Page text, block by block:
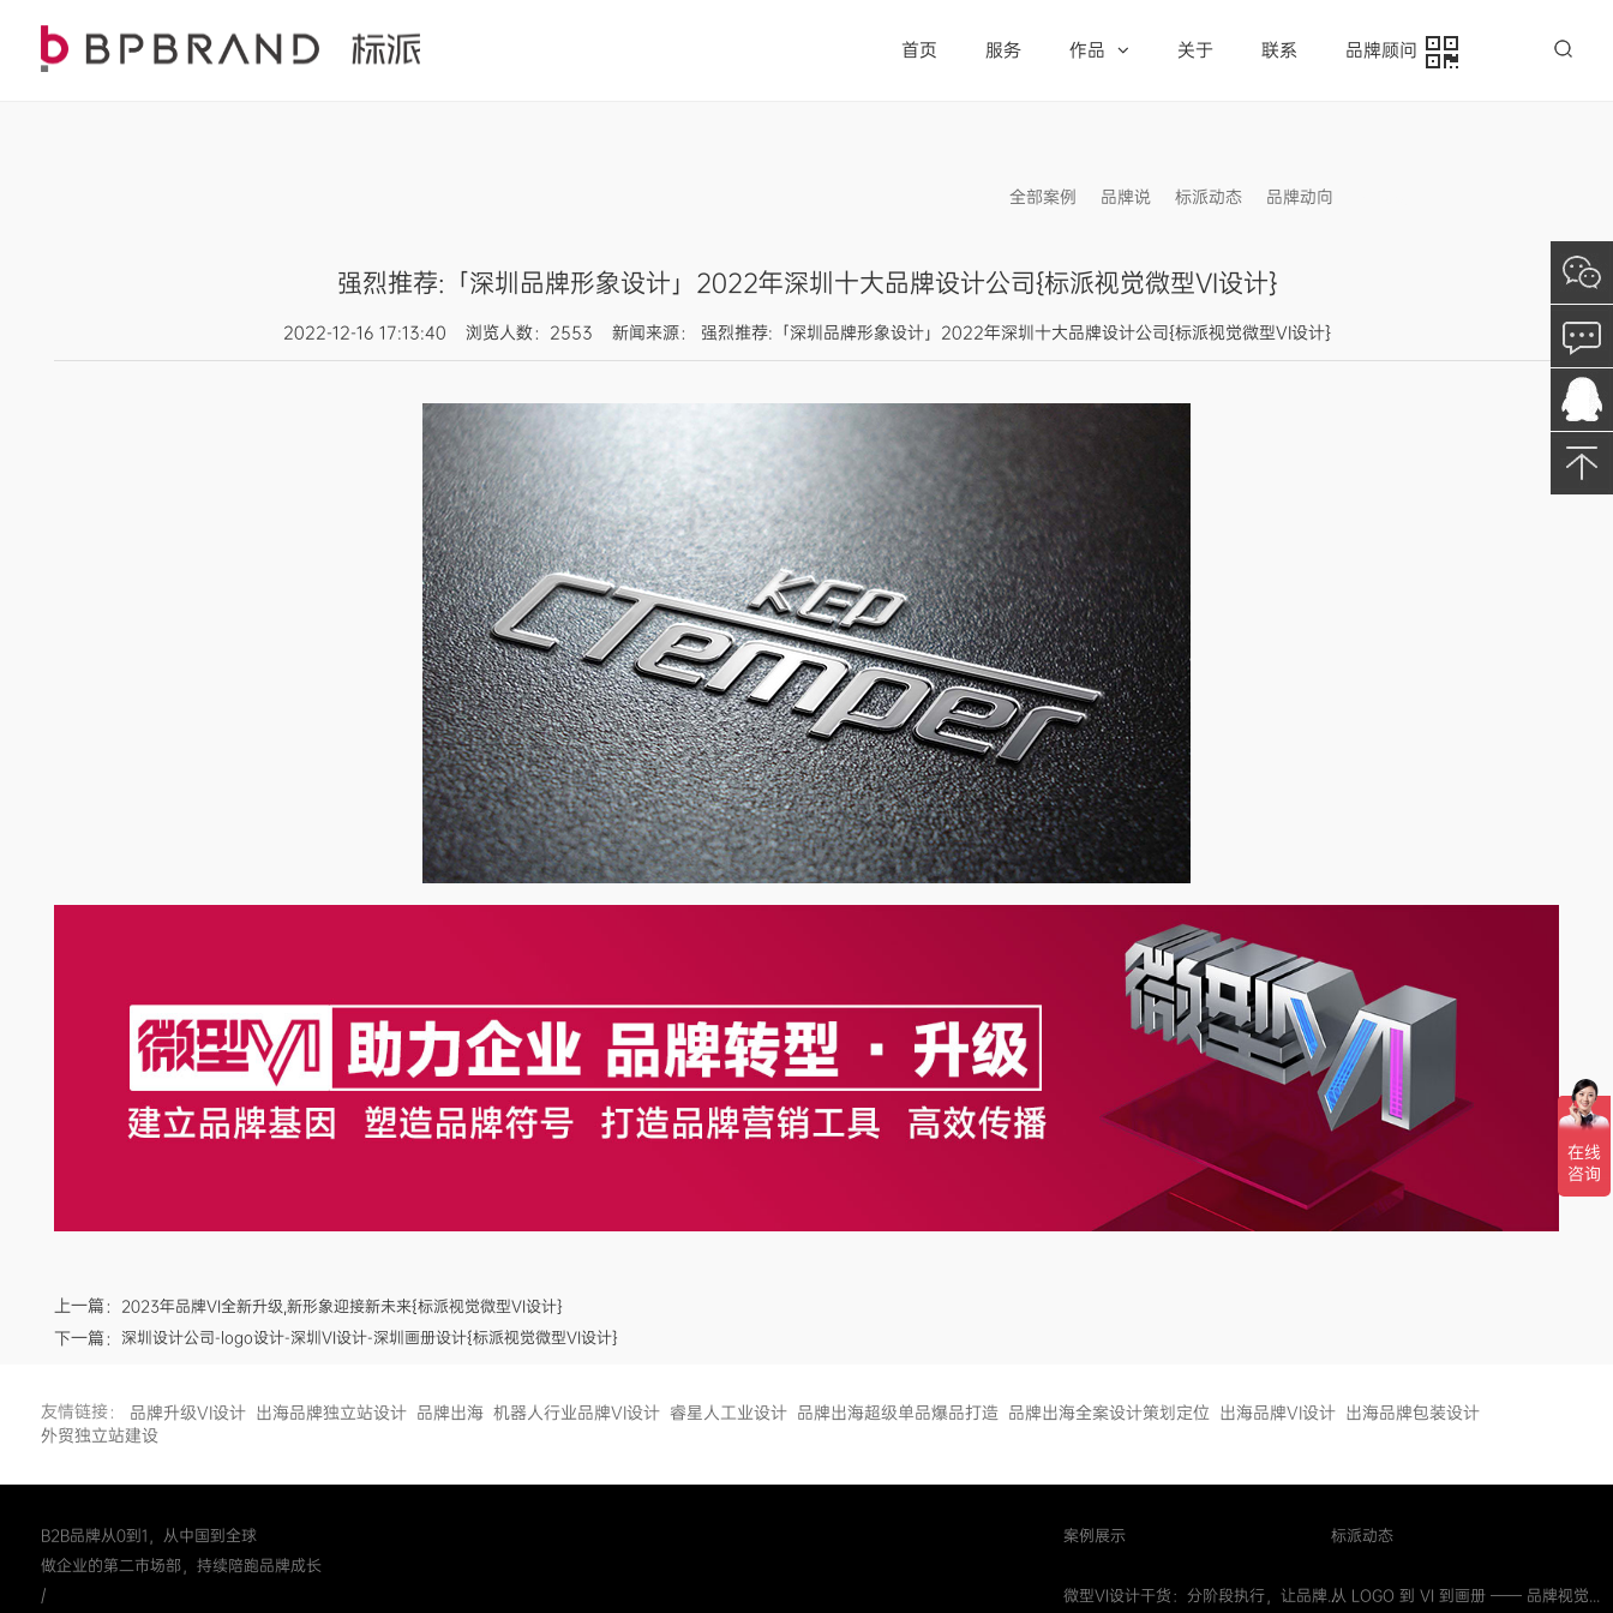
首页 服务 作品 关于 联系 品牌顾问
全部案例 品牌说 标派动态 品牌动向
强烈推荐:「深圳品牌形象设计」2022年深圳十大品牌设计公司{标派视觉微型VI设计}
2022-12-16 17:13:40 浏览人数：2553 新闻来源： 强烈推荐:「深圳品牌形象设计」2022年深圳十大品牌设计公司{标派视觉微型VI设计}
上一篇： 2023年品牌VI全新升级,新形象迎接新未来{标派视觉微型VI设计}
下一篇： 深圳设计公司-logo设计-深圳VI设计-深圳画册设计{标派视觉微型VI设计}
友情链接： 品牌升级VI设计 出海品牌独立站设计 品牌出海 机器人行业品牌VI设计 睿星人工业设计 品牌出海超级单品爆品打造 品牌出海全案设计策划定位 出海品牌VI设计 出海品牌包装设计
外贸独立站建设
B2B品牌从0到1，从中国到全球
做企业的第二市场部，持续陪跑品牌成长
/
案例展示
微型VI设计干货：分阶段执行，让品牌...
标派动态
从 LOGO 到 VI 到画册 —— 品牌视觉...